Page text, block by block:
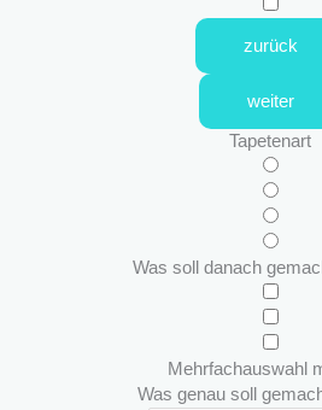
zurück
weiter
Tapetenart
Was soll danach
Mehrfachauswahl
Was genau soll